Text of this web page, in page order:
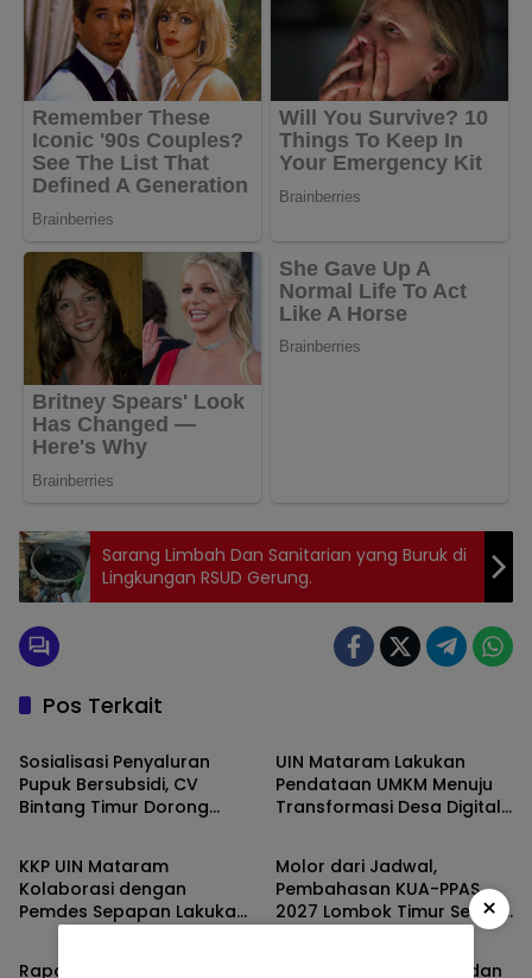
Sarang Limbah Dan Sanitarian yang Buruk di
Lingkungan RSUD Gerung.
Pos Terkait
Berita
Sosialisasi Penyaluran
Pupuk Bersubsidi, CV
Bintang Timur Dorong
UIN Mataram Lakukan
Pendataan UMKM Menuju
Transformasi Desa Digital
Berita
KKP UIN Mataram
Kolaborasi dengan
Pemdes Sepapan Lakukan
Berita
Molor dari Jadwal,
Pembahasan KUA-PPAS
2027 Lombok Timur Sesuai
Berita
Rapat Molor Sampai 11.20
Berita
Kejaksaan, Kepolisian dan
×